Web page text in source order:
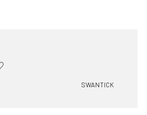
SWANTICK